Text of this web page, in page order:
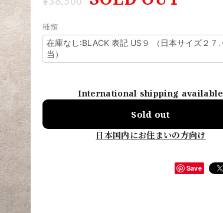
種類
International shipping available
Sold out
日本国内にお住まいの方向け
Save